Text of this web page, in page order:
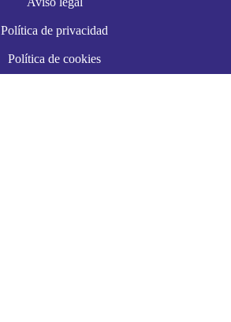
Política de privacidad
Política de cookies